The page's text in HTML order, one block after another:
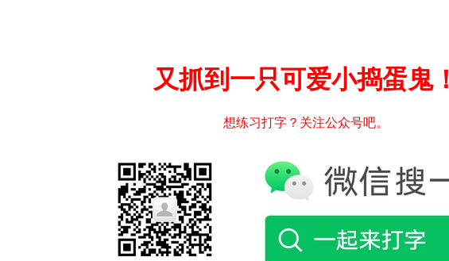
又抓到一只可爱小捣蛋鬼！
想练习打字？关注公众号吧。